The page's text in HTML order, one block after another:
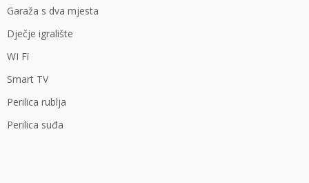
Garaža s dva mjesta
Dječje igralište
WI Fi
Smart TV
Perilica rublja
Perilica suđa